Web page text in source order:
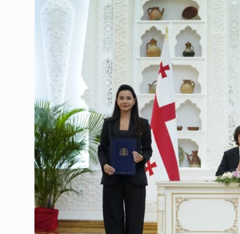
ოთარ შამუგია